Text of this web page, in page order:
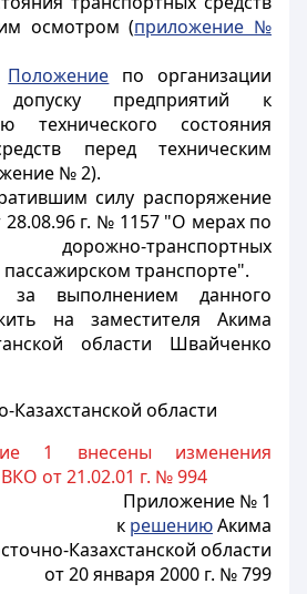
осмотром (приложение №
Положение по организации
предприятий к
технического состояния
перед техническим
№ 2).
силу распоряжение
28.08.96 г. № 1157 "О мерах по
дорожно-транспортных
транспорте".
за выполнением данного
на заместителя Акима
области Швайченко
Казахстанской области
1 внесены изменения
от 21.02.01 г. № 994
Приложение № 1
к решениюАкима
Казахстанской области
от 20 января 2000 г. № 799